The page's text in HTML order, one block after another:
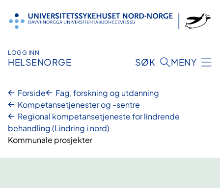
innhold
LOGG INN
HELSENORGE SØK MENY
Forside
Fag, forskning og utdanning
Kompetansetjenester og -sentre
Regional kompetansetjeneste for lindrende
behandling (Lindring i nord)
Kommunale prosjekter